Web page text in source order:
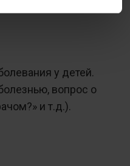
у детей.
вопрос о
и т.д.).